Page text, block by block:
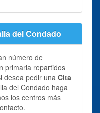
del Condado
número de
primaria repartidos
desea pedir una Cita
del Condado haga
los centros más